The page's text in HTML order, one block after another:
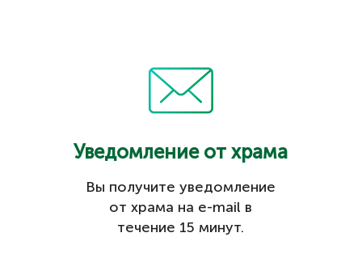
Уведомление от храма
Вы получите уведомление
от храма на e-mail в
течение 15 минут.